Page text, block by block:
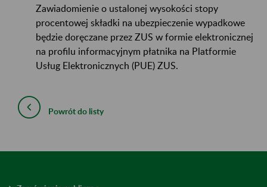
Zawiadomienie o ustalonej wysokości stopy
procentowej składki na ubezpieczenie wypadkowe
będzie doręczane przez ZUS w formie elektronicznej
na profilu informacyjnym płatnika na Platformie
Usług Elektronicznych (PUE) ZUS.
Powrót do listy